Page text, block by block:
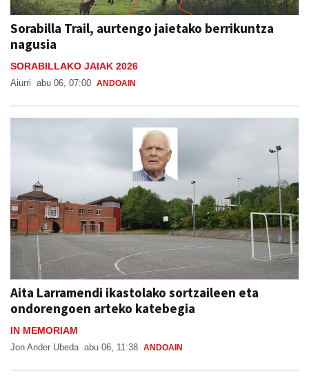
Sorabilla Trail, aurtengo jaietako berrikuntza
nagusia
SORABILLAKO JAIAK 2026
Aiurri abu 06, 07:00 ANDOAIN
Aita Larramendi ikastolako sortzaileen eta
ondorengoen arteko katebegia
IN MEMORIAM
Jon Ander Ubeda abu 06, 11:38 ANDOAIN